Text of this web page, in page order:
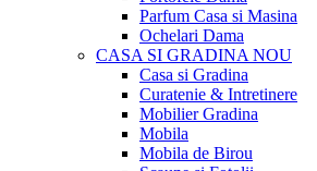
Parfum Casa si Masina
Ochelari Dama
CASA SI GRADINANOU
Casa si Gradina
Curatenie & Intretinere
Mobilier Gradina
Mobila
Mobila de Birou